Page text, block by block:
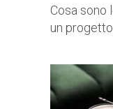
Cosa sono
un